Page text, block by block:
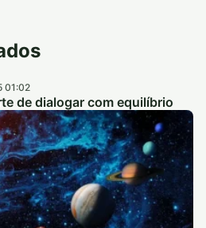
01:02
de dialogar com equilíbrio